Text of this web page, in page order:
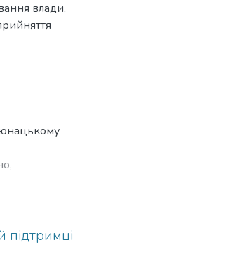
влади,
юнацькому
теорії
підтримці